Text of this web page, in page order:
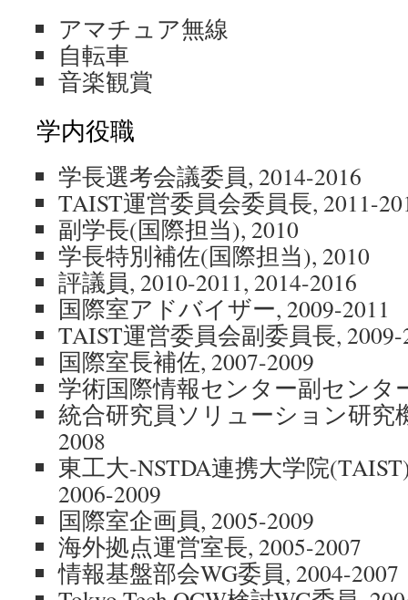
アマチュア無線
自転車
音楽観賞
学内役職
学長選考会議委員, 2014-2016
TAIST運営委員会委員長, 2011-
副学長(国際担当), 2010
学長特別補佐(国際担当), 2010
評議員, 2010-2011, 2014-2016
国際室アドバイザー, 2009-2011
TAIST運営委員会副委員長, 2009-
国際室長補佐, 2007-2009
学術国際情報センター副センタ
統合研究員ソリューション研究
2008
東工大-NSTDA連携大学院
2006-2009
国際室企画員, 2005-2009
海外拠点運営室長, 2005-2007
情報基盤部会WG委員, 2004-2007